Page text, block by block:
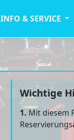
INFO & SERVICE
Wichtige
1. Mit diesem
Reservierungs